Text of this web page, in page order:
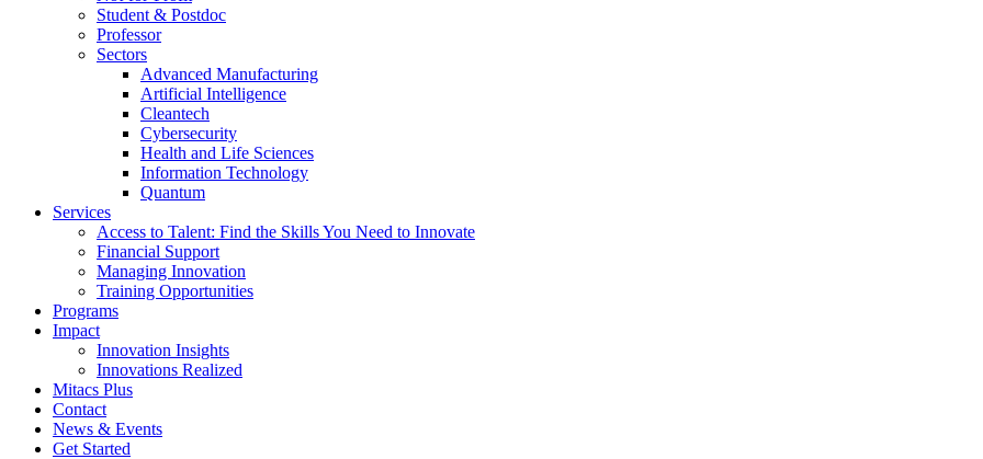
Student & Postdoc
Professor
Sectors
Advanced Manufacturing
Artificial Intelligence
Cleantech
Cybersecurity
Health and Life Sciences
Information Technology
Quantum
Services
Access to Talent: Find the Skills You Need to Innovate
Financial Support
Managing Innovation
Training Opportunities
Programs
Impact
Innovation Insights
Innovations Realized
Mitacs Plus
Contact
News & Events
Get Started